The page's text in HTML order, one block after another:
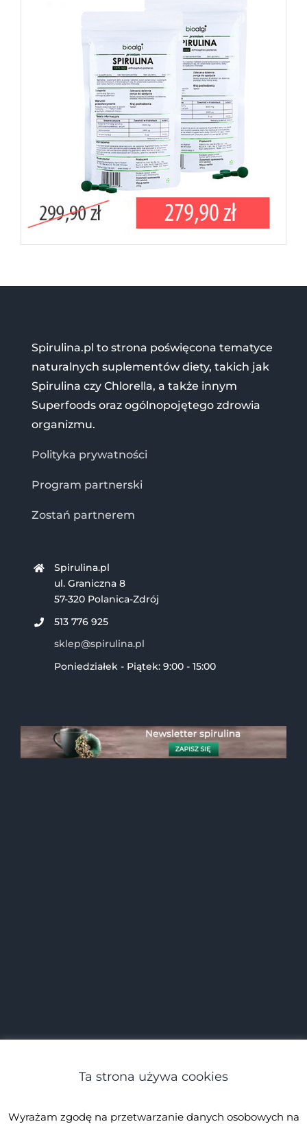
Spirulina.pl to strona poświęcona tematyce
naturalnych suplementów diety, takich jak
Spirulina czy Chlorella, a także innym
Superfoods oraz ogólnopojętego zdrowia
organizmu.
Polityka prywatności
Program partnerski
Zostań partnerem
Spirulina.pl
ul. Graniczna 8
57-320 Polanica-Zdrój
513 776 925
sklep@spirulina.pl
Poniedziałek - Piątek: 9:00 - 15:00
Ta strona używa cookies
Wyrażam zgodę na przetwarzanie danych osobowych na